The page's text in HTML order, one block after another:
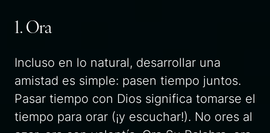
1. Ora
Incluso en lo natural, desarrollar una
amistad es simple: pasen tiempo juntos.
Pasar tiempo con Dios significa tomarse el
tiempo para orar (¡y escuchar!). No ores al